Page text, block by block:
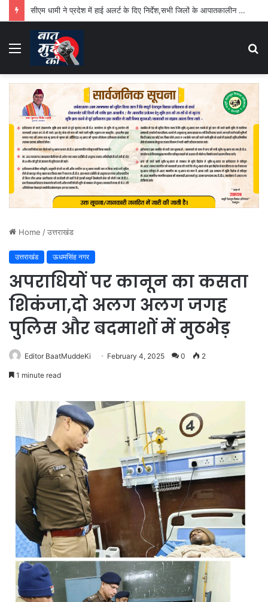
सीएम धामी ने प्रदेश में हाई अलर्ट के दिए निर्देश,सभी जिलों के आपातकालीन परिचालन केंद्र 24 घंटे रहेंगे सक्रिय
Menu
Home /उत्तराखंड
उत्तराखंड ऊधमसिंह नगर
अपराधियों पर कानून का कसता
शिकंजा,दो अलग अलग जगह
पुलिस और बदमाशों में मुठभेड़
Editor BaatMuddeKi February 4, 2025 0 2
1 minute read